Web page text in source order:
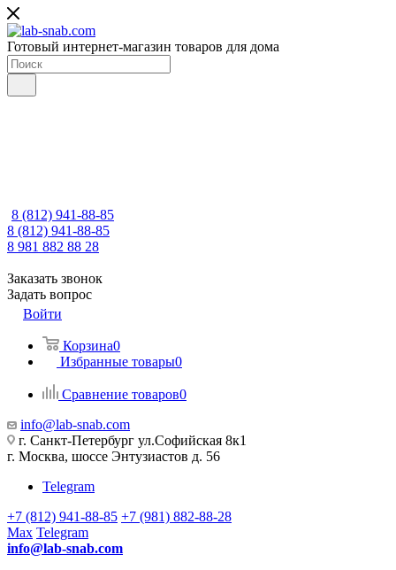
Готовый интернет-магазин товаров для дома
8 (812) 941-88-85
8 (812) 941-88-85
8 981 882 88 28
Заказать звонок
Задать вопрос
Войти
Корзина0
Избранные товары0
Сравнение товаров0
info@lab-snab.com
г. Санкт-Петербург ул.Софийская 8к1
г. Москва, шоссе Энтузиастов д. 56
Telegram
+7 (812) 941-88-85 +7 (981) 882-88-28
Max Telegram
info@lab-snab.com